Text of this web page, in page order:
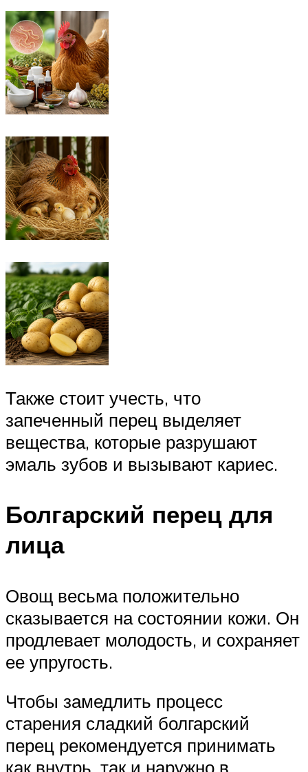
Также стоит учесть, что
запеченный перец выделяет
вещества, которые разрушают
эмаль зубов и вызывают кариес.
Болгарский перец для
лица
Овощ весьма положительно
сказывается на состоянии кожи. Он
продлевает молодость, и сохраняет
ее упругость.
Чтобы замедлить процесс
старения сладкий болгарский
перец рекомендуется принимать
как внутрь, так и наружно в